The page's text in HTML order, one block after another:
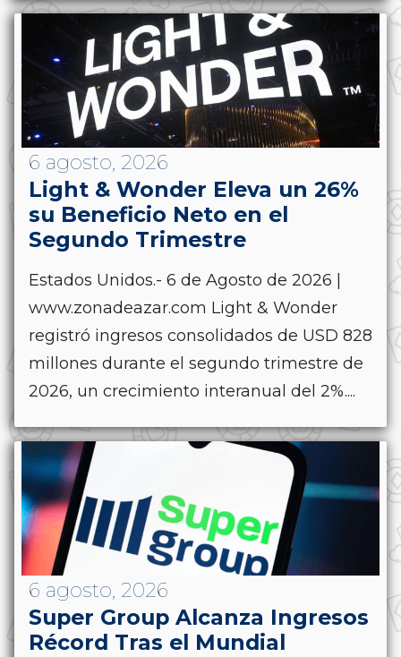
6 agosto, 2026
Light & Wonder Eleva un 26%
su Beneficio Neto en el
Segundo Trimestre
Estados Unidos.- 6 de Agosto de 2026 |
www.zonadeazar.com Light & Wonder
registró ingresos consolidados de USD 828
millones durante el segundo trimestre de
2026, un crecimiento interanual del 2%....
6 agosto, 2026
Super Group Alcanza Ingresos
Récord Tras el Mundial